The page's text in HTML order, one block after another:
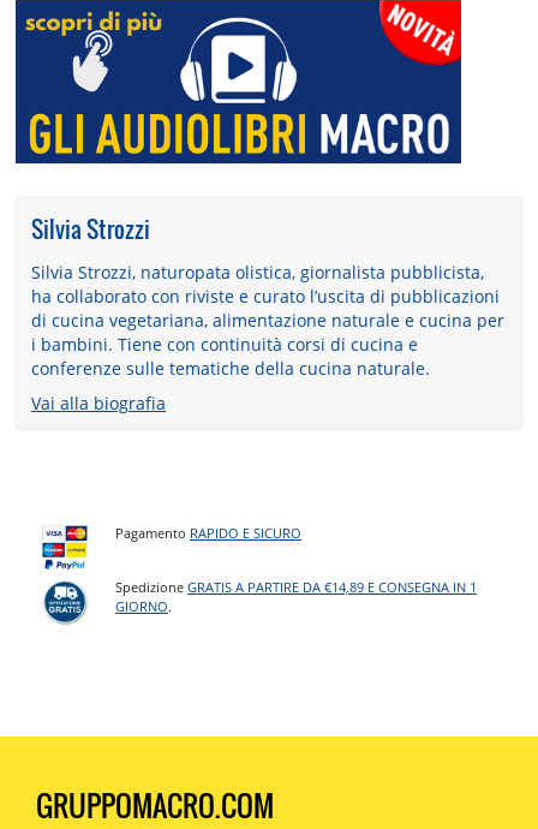
Silvia Strozzi
Silvia Strozzi, naturopata olistica, giornalista pubblicista,
ha collaborato con riviste e curato l’uscita di pubblicazioni
di cucina vegetariana, alimentazione naturale e cucina per
i bambini. Tiene con continuità corsi di cucina e
conferenze sulle tematiche della cucina naturale.
Vai alla biografia
Pagamento RAPIDO E SICURO
SpedizioneGRATIS A PARTIRE DA €14,89 E CONSEGNA IN 1
GIORNO.
GRUPPOMACRO.COM